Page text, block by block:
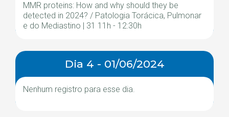
MMR proteins: How and why should they be
detected in 2024? / Patologia Torácica, Pulmonar
e do Mediastino | 31 11h - 12:30h
Dia 4 - 01/06/2024
Nenhum registro para esse dia.